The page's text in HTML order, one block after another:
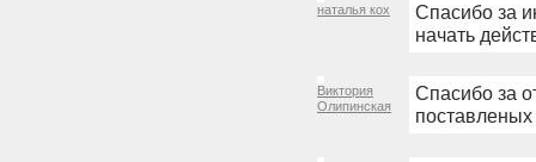
наталья кох
Спасибо за
начать
Виктория
Олипинская
Спасибо за